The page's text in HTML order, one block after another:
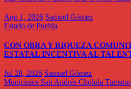
Ago 1, 2026 Samuel Gómez
Estado de Puebla
CON OBRA Y RIQUEZA
ESTATAL INCENTIVA AL
Jul 28, 2026 Samuel Gómez
Municipios San Andrés Cholula Turismo